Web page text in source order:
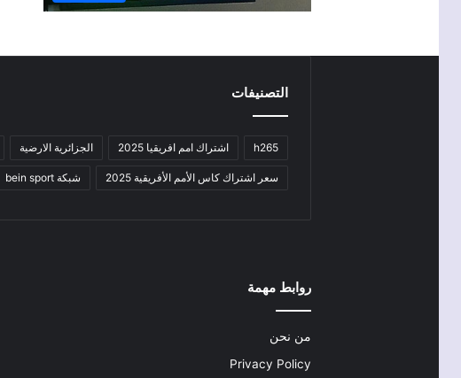
التصنيفات
h265 اشتراك امم افريقيا 2025 الجزائرية الارضية
سعر اشتراك كاس الأمم الأفريقية 2025 شبكة bein sport
روابط مهمة
من نحن
Privacy Policy